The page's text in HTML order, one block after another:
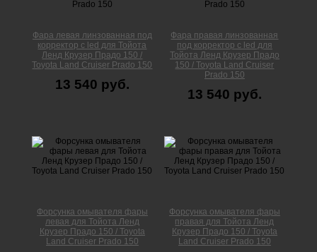
Фара левая линзованная под
корректор с led для Тойота
Ленд Крузер Прадо 150 /
Toyota Land Cruiser Prado 150
13 540 руб.
Фара правая линзованная
под корректор с led для
Тойота Ленд Крузер Прадо
150 / Toyota Land Cruiser
Prado 150
13 540 руб.
Форсунка омывателя фары
левая для Тойота Ленд
Крузер Прадо 150 / Toyota
Land Cruiser Prado 150
Форсунка омывателя фары
правая для Тойота Ленд
Крузер Прадо 150 / Toyota
Land Cruiser Prado 150